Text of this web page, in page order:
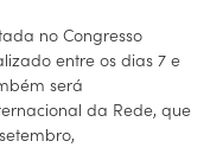
no Congresso
entre os dias 7 e
será
da Rede, que